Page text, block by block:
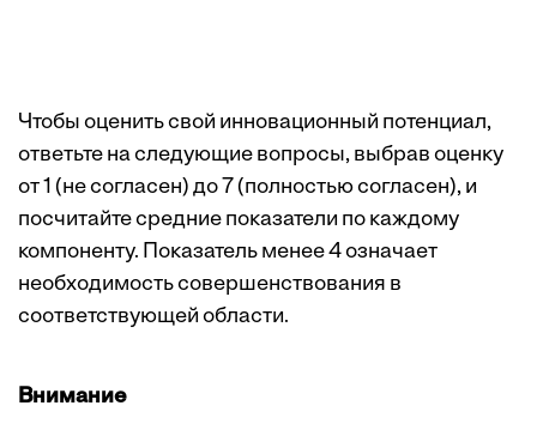
Чтобы оценить свой инновационный потенциал,
ответьте на следующие вопросы, выбрав оценку
от 1 (не согласен) до 7 (полностью согласен), и
посчитайте средние показатели по каждому
компоненту. Показатель менее 4 означает
необходимость совершенствования в
соответствующей области.
Внимание